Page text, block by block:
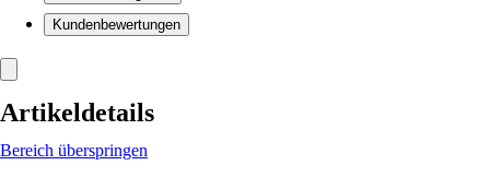
Kundenbewertungen
Artikeldetails
Bereich überspringen